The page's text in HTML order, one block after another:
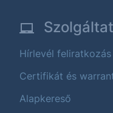
Hírlevél feliratkozás
Certifikát és
Alapkereső